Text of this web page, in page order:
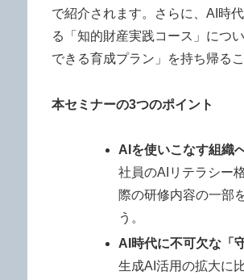
で紹介されます。さらに、AI時
る「知的財産実践コース」につ
できる育成プラン」を持ち帰る
本セミナーの3つのポイント
AIを使いこなす組織
社員のAIリテラシー
際の研修内容の一部
う。
AI時代に不可欠な「
生成AI活用の拡大に